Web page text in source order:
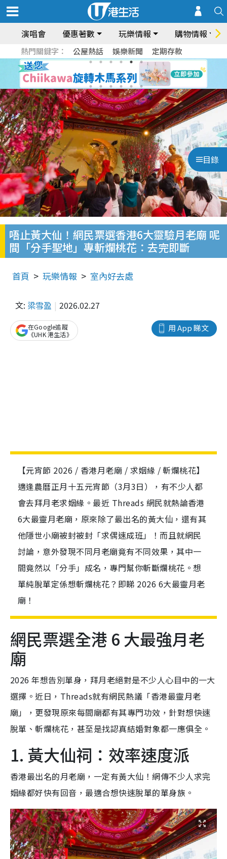
演唱會 優惠著數 玩樂情報 購物情報
熱門關鍵字： 公屋熱話 娛樂新聞 定期存款
目錄
唔止黃大仙！網民票選香港6大靈驗月老廟 呢
間「分手聖地」專斬爛桃花：去完即斷
首頁 玩樂情報 室內好去處
文: 梁雪盈 2026.02.27
用 App 睇文
在Google追蹤
《UHK 港生活》
【元宵節 2026 / 香港月老廟 / 求姻緣 / 斬爛桃花】
適逢農曆正月十五元宵節（3月3日），有不少人都
會去拜月老求姻緣。最近 Threads 網民就熱論香港
6大最靈月老廟，原來除了最出名的黃大仙，還有其
他隱世小廟被封被封「求偶速成班」！而且就網民
討論，意外發現不同月老廟竟有不同效果，其中一
間竟然以「分手」成名，專門幫你斬斷爛桃花。想
單純脫單定係想斬爛桃花？即睇 2026 6大最靈月老
廟！
網民票選全港 6 大最強月老
廟
2026 年想告別單身，拜月老絕對是不少人心目中的一大
選擇。近日，Threads就有網民熱議「香港最靈月老
廟」，更發現原來每間廟都有其專門功效，針對想快速
脫單、斬爛桃花，甚至是找認真結婚對象都一應俱全。
1. 黃大仙祠：效率速度派
香港最出名的月老廟，一定有黃大仙！網傳不少人求完
姻緣都好快有回音，最適合想快速脫單的單身族。